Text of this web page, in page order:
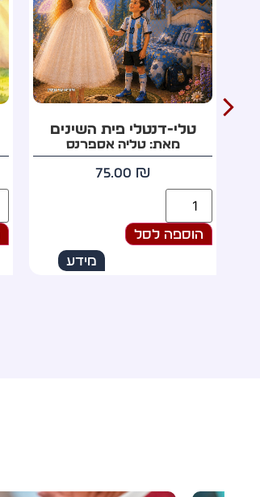
עץ המשאלות מטהרן
מאת: סני פרי
60.00 ₪
מידע
הוספה לסל